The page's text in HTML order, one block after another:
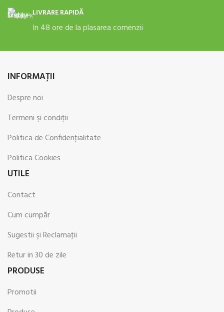
LIVRARE RAPIDĂ
In 48 ore de la plasarea comenzii
INFORMAŢII
Despre noi
Termeni şi condiţii
Politica de Confidenţialitate
Politica Cookies
UTILE
Contact
Cum cumpăr
Sugestii şi Reclamaţii
Retur in 30 de zile
PRODUSE
Promotii